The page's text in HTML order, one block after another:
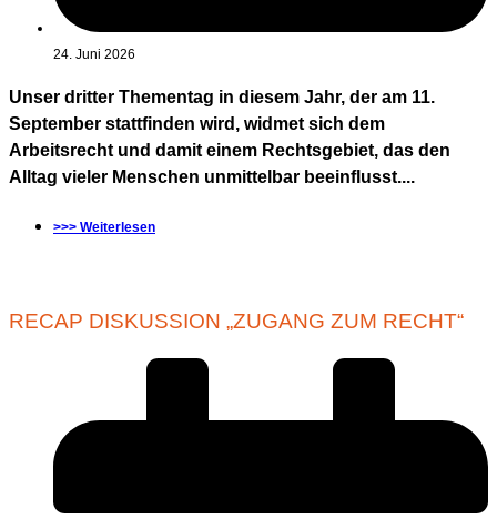
24. Juni 2026
Unser dritter Thementag in diesem Jahr, der am 11.
September stattfinden wird, widmet sich dem
Arbeitsrecht und damit einem Rechtsgebiet, das den
Alltag vieler Menschen unmittelbar beeinflusst....
>>> Weiterlesen
RECAP DISKUSSION „ZUGANG ZUM RECHT“